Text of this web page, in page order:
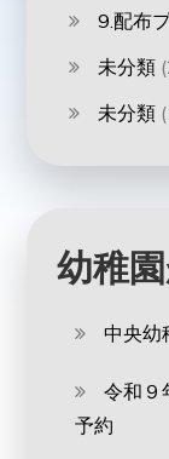
9.配布
未分類
未分類
幼稚
中央幼
令和９
予約